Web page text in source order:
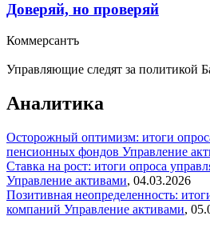
Доверяй, но проверяй
Коммерсантъ
Управляющие следят за политикой
Аналитика
Осторожный оптимизм: итоги
пенсионных фондов Управление
Ставка на рост: итоги опроса
Управление активами, 04.03.2026
Позитивная неопределенность:
компаний Управление активами,